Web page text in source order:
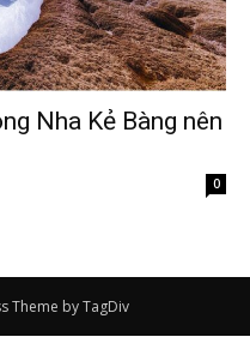
Nha Kẻ Bàng nên
0
Theme by TagDiv